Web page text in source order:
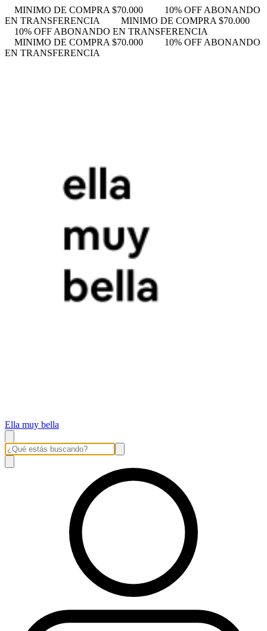
MINIMO DE COMPRA $70.000
10% OFF ABONANDO
EN TRANSFERENCIA
MINIMO DE COMPRA $70.000
10% OFF ABONANDO EN TRANSFERENCIA
MINIMO DE COMPRA $70.000
10% OFF ABONANDO
EN TRANSFERENCIA
Ella muy bella